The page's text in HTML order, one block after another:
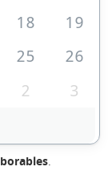
18
19
25
26
2 3
.